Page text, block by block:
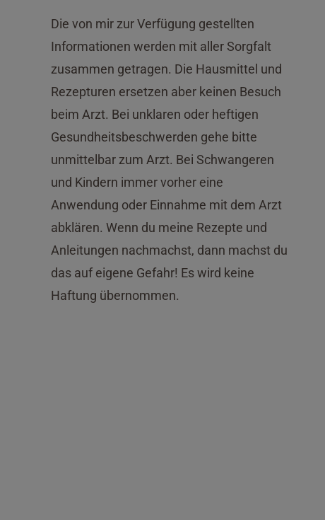
Die von mir zur Verfügung gestellten
Informationen werden mit aller Sorgfalt
zusammen getragen. Die Hausmittel und
Rezepturen ersetzen aber keinen Besuch
beim Arzt. Bei unklaren oder heftigen
Gesundheitsbeschwerden gehe bitte
unmittelbar zum Arzt. Bei Schwangeren
und Kindern immer vorher eine
Anwendung oder Einnahme mit dem Arzt
abklären. Wenn du meine Rezepte und
Anleitungen nachmachst, dann machst du
das auf eigene Gefahr! Es wird keine
Haftung übernommen.